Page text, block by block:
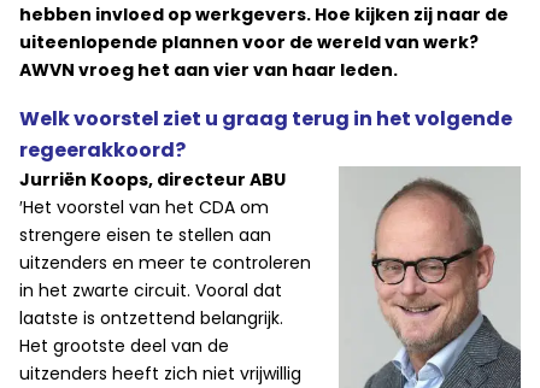
hebben invloed op werkgevers. Hoe kijken zij naar de
uiteenlopende plannen voor de wereld van werk?
AWVN vroeg het aan vier van haar leden.
Welk voorstel ziet u graag terug in het volgende
regeerakkoord?
Jurriën Koops, directeur ABU
′Het voorstel van het CDA om
strengere eisen te stellen aan
uitzenders en meer te controleren
in het zwarte circuit. Vooral dat
laatste is ontzettend belangrijk.
Het grootste deel van de
uitzenders heeft zich niet vrijwillig